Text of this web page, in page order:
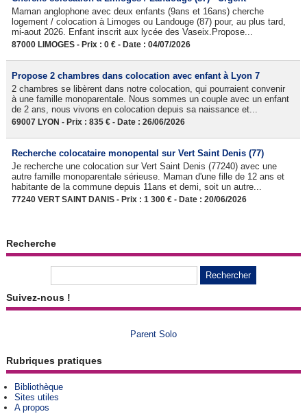
Maman anglophone avec deux enfants (9ans et 16ans) cherche
logement / colocation à Limoges ou Landouge (87) pour, au plus tard,
mi-aout 2026. Enfant inscrit aux lycée des Vaseix.Propose...
87000 LIMOGES - Prix : 0 € - Date : 04/07/2026
Propose 2 chambres dans colocation avec enfant à Lyon 7
2 chambres se libèrent dans notre colocation, qui pourraient convenir
à une famille monoparentale. Nous sommes un couple avec un enfant
de 2 ans, nous vivons en colocation depuis sa naissance et...
69007 LYON - Prix : 835 € - Date : 26/06/2026
Recherche colocataire monopental sur Vert Saint Denis (77)
Je recherche une colocation sur Vert Saint Denis (77240) avec une
autre famille monoparentale sérieuse. Maman d'une fille de 12 ans et
habitante de la commune depuis 11ans et demi, soit un autre...
77240 VERT SAINT DANIS - Prix : 1 300 € - Date : 20/06/2026
Recherche
Suivez-nous !
Parent Solo
Rubriques pratiques
Bibliothèque
Sites utiles
A propos